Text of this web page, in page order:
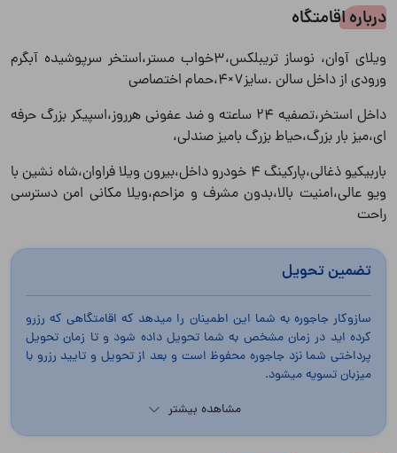
درباره اقامتگاه
ویلای آوان، نوساز تریبلکس،۳خواب مستر،استخر سرپوشیده آبگرم
ورودی از داخل سالن .سایز۷×۴،حمام اختصاصی
داخل استخر،تصفیه ۲۴ ساعته و ضد عفونی هرروز،اسپیکر بزرگ حرفه
ای،میز بار بزرگ،حیاط بزرگ بامیز صندلی،
باربیکیو ذغالی،پارکینگ ۴ خودرو داخل،بیرون ويلا فراوان،شاه نشین با
ویو عالی،امنیت بالا،بدون مشرف و مزاحم،ويلا مکانی امن دسترسی
راحت
تضمین تحویل
سازوکار جاجوره به شما این اطمینان را میدهد که اقامتگاهی که رزرو
کرده اید در زمان مشخص به شما تحویل داده شود و تا زمان تحویل
پرداختی شما نزد جاجوره محفوظ است و بعد از تحویل و تایید رزرو با
میزبان تسویه میشود.
مشاهده بیشتر